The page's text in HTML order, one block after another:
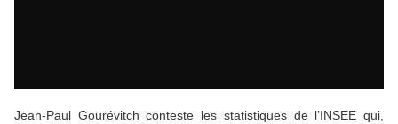
Jean-Paul Gourévitch conteste les statistiques de l’INSEE qui,